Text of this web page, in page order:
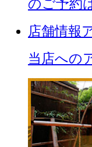
店舗情報
当店への